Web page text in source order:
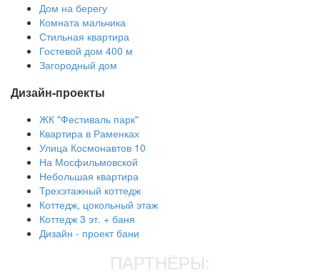
Дом на берегу
Комната мальчика
Стильная квартира
Гостевой дом 400 м
Загородный дом
Дизайн-проекты
ЖК "Фестиваль парк"
Квартира в Раменках
Улица Космонавтов 10
На Мосфильмовской
Небольшая квартира
Трехэтажный коттедж
Коттедж, цокольный этаж
Коттедж 3 эт. + баня
Дизайн - проект бани
ПАРТНЁРЫ: